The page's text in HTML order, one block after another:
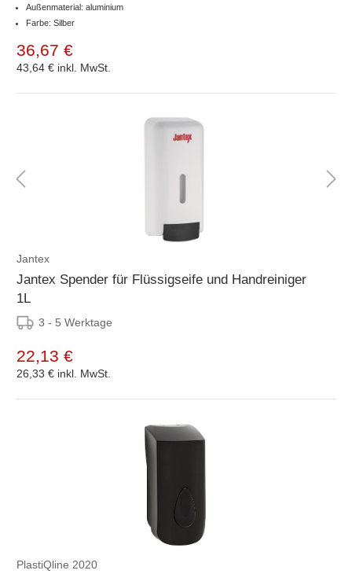
Außenmaterial: aluminium
Farbe: Silber
36,67 €
43,64 € inkl. MwSt.
Jantex
Jantex Spender für Flüssigseife und Handreiniger
1L
3 - 5 Werktage
22,13 €
26,33 € inkl. MwSt.
PlastiQline 2020